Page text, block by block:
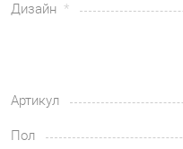
Дизайн
Артикул
Пол